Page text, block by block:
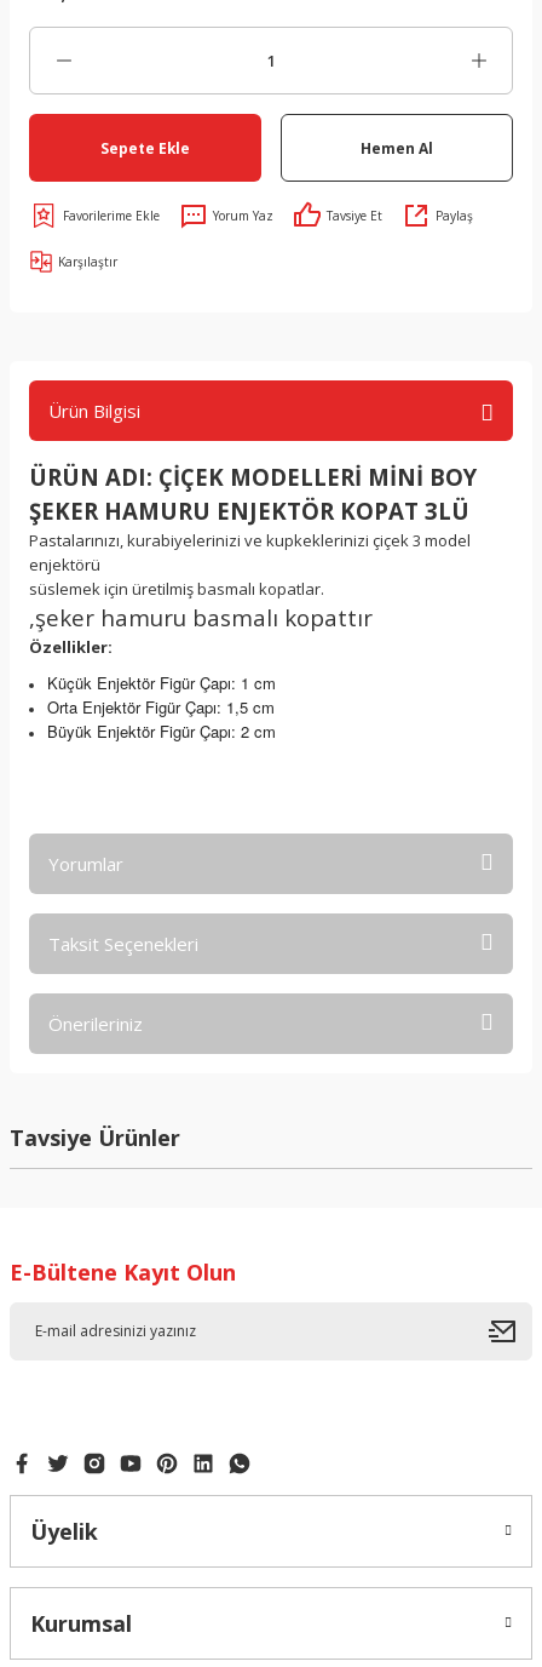
Sepete Ekle Hemen Al
Yorum Yaz Tavsiye Et Paylaş
Karşılaştır
Ürün Bilgisi
ÜRÜN ADI: ÇİÇEK MODELLERİ MİNİ BOY
ŞEKER HAMURU ENJEKTÖR KOPAT 3LÜ
Pastalarınızı, kurabiyelerinizi ve kupkeklerinizi çiçek 3 model
enjektörü
süslemek için üretilmiş basmalı kopatlar.
,şeker hamuru basmalı kopattır
Özellikler:
Küçük Enjektör Figür Çapı: 1 cm
Orta Enjektör Figür Çapı: 1,5 cm
Büyük Enjektör Figür Çapı: 2 cm
Yorumlar
Taksit Seçenekleri
Önerileriniz
kullanarak tarafımıza iletebilirsiniz.
Görüş ve önerileriniz için teşekkür ederiz.
Ürün bilgilerinde hatalar bulunuyor.
Tavsiye Ürünler
E-Bültene Kayıt Olun
Üyelik
Kurumsal